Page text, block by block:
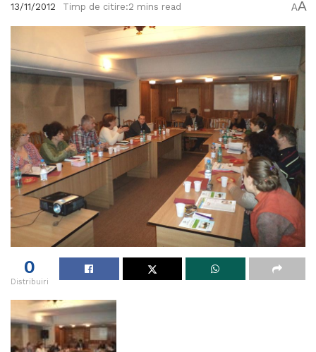
13/11/2012 Timp de citire:2 mins read AA
0
Distribuiri